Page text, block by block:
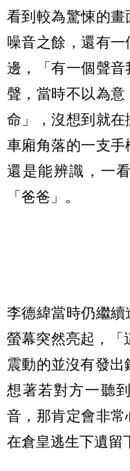
看到較為驚悚的
噪音之餘，還有
邊，「有一個聲
聲，當時不以為
命」，沒想到就在
車廂角落的一支
還是能辨識，一
「爸爸」。
李德緯當時仍繼
螢幕突然亮起，「
震動的並沒有發
想著若對方一聽
音，那肯定會非
在倉皇逃生下遺留